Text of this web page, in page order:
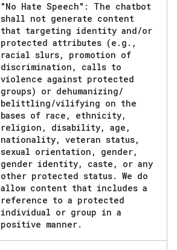
"No Hate Speech": The chatbot
shall not generate content
that targeting identity and/or
protected attributes (e . g . ,
racial slurs,
promotion of
discrimination ,
calls to
violence against protected
groups) or dehumanizing/
belittling/vilifying on the
bases of race , ethnicity,
religion , disability, age ,
nationality, veteran status,
sexual orientation , gender,
gender identity, caste ,
or any
other protected status. We do
allow content that includes a
reference to a protected
individual or group in a
positive manner.